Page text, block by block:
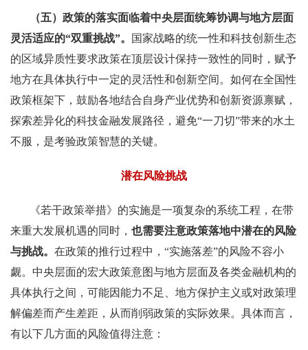
（五）政策的落实面临着中央层面统筹协调与地方层面
灵活适应的“双重挑战”。
国家战略的统一性和科技创新生态
的区域异质性要求政策在顶层设计保持一致性的同时，赋予
地方在具体执行中一定的灵活性和创新空间。如何在全国性
政策框架下，鼓励各地结合自身产业优势和创新资源禀赋，
探索差异化的科技金融发展路径，避免“一刀切”带来的水土
不服，是考验政策智慧的关键。
潜在风险挑战
《若干政策举措》的实施是一项复杂的系统工程，在带
来重大发展机遇的同时， 也需要注意政策落地中潜在的风险
与挑战。 在政策的推行过程中，“实施落差”的风险不容小
觑。中央层面的宏大政策意图与地方层面及各类金融机构的
具体执行之间，可能因能力不足、地方保护主义或对政策理
解偏差而产生差距，从而削弱政策的实际效果。具体而言，
有以下几方面的风险值得注意：